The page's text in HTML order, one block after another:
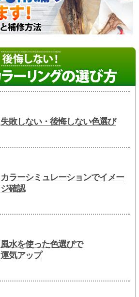
失敗しない・後悔しない色選び
カラーシミュレーションでイメー
ジ確認
風水を使った色選びで
運気アップ